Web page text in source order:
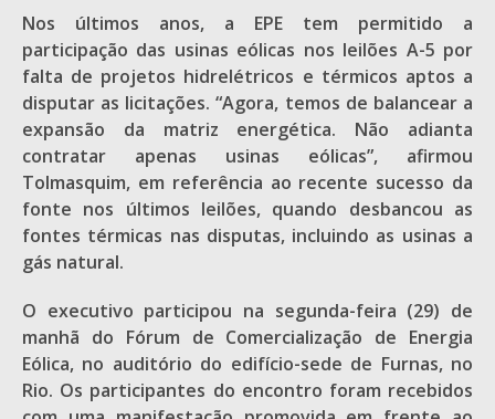
Nos últimos anos, a EPE tem permitido a
participação das usinas eólicas nos leilões A-5 por
falta de projetos hidrelétricos e térmicos aptos a
disputar as licitações. “Agora, temos de balancear a
expansão da matriz energética. Não adianta
contratar apenas usinas eólicas”, afirmou
Tolmasquim, em referência ao recente sucesso da
fonte nos últimos leilões, quando desbancou as
fontes térmicas nas disputas, incluindo as usinas a
gás natural.
O executivo participou na segunda-feira (29) de
manhã do Fórum de Comercialização de Energia
Eólica, no auditório do edifício-sede de Furnas, no
Rio. Os participantes do encontro foram recebidos